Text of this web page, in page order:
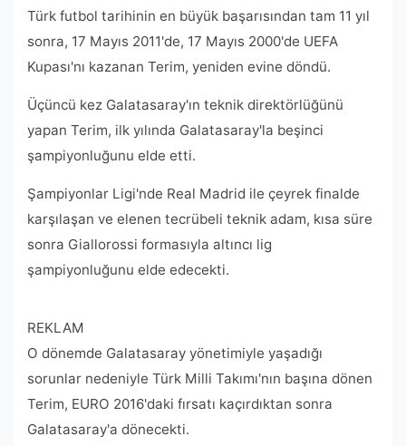
Türk futbol tarihinin en büyük başarısından tam 11 yıl
sonra, 17 Mayıs 2011'de, 17 Mayıs 2000'de UEFA
Kupası'nı kazanan Terim, yeniden evine döndü.
Üçüncü kez Galatasaray'ın teknik direktörlüğünü
yapan Terim, ilk yılında Galatasaray'la beşinci
şampiyonluğunu elde etti.
Şampiyonlar Ligi'nde Real Madrid ile çeyrek finalde
karşılaşan ve elenen tecrübeli teknik adam, kısa süre
sonra Giallorossi formasıyla altıncı lig
şampiyonluğunu elde edecekti.
REKLAM
O dönemde Galatasaray yönetimiyle yaşadığı
sorunlar nedeniyle Türk Milli Takımı'nın başına dönen
Terim, EURO 2016'daki fırsatı kaçırdıktan sonra
Galatasaray'a dönecekti.